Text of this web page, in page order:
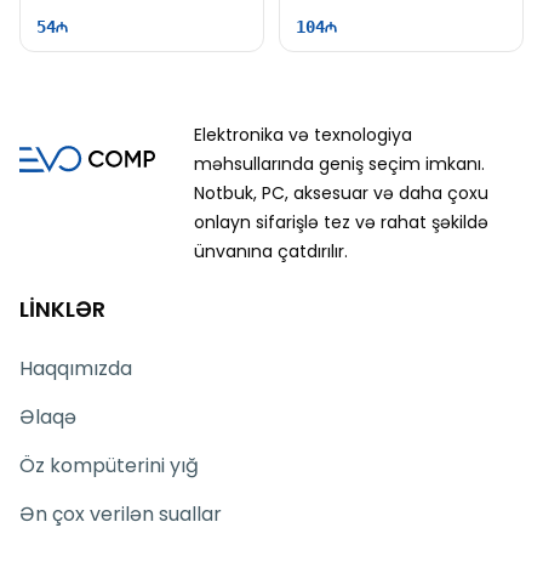
54 104
Elektronika və texnologiya
məhsullarında geniş seçim imkanı.
Notbuk, PC, aksesuar və daha çoxu
onlayn sifarişlə tez və rahat şəkildə
ünvanına çatdırılır.
LİNKLƏR
Haqqımızda
Əlaqə
Öz kompüterini yığ
Ən çox verilən suallar